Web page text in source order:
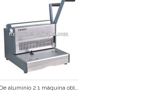
De aluminio 2:1 máquina obligatoria de alambre